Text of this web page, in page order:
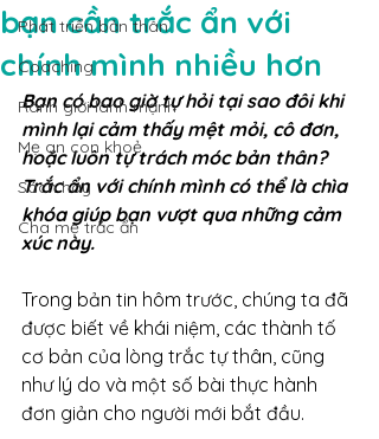
Phát triển bản thân
Coaching
Ranh giới lành mạnh
Mẹ an con khoẻ
Sách hay
Cha mẹ trắc ẩn
bạn cần trắc ẩn với
chính mình nhiều hơn
Bạn có bao giờ tự hỏi tại sao đôi khi
mình lại cảm thấy mệt mỏi, cô đơn,
hoặc luôn tự trách móc bản thân?
Trắc ẩn với chính mình có thể là chìa
khóa giúp bạn vượt qua những cảm
xúc này.
Trong bản tin hôm trước, chúng ta đã
được biết về khái niệm, các thành tố
cơ bản của lòng trắc tự thân, cũng
như lý do và một số bài thực hành
đơn giản cho người mới bắt đầu.